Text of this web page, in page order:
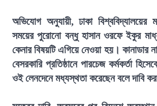
অভিযোগ অনুযায়ী, ঢাকা বিশ্ববিদ্যালয়ের
সময়ের পুরোনো বন্ধু হাসান ওরফে ইকুর
কেনার বিষয়টি এগিয়ে নেওয়া হয়। কানাডার
বেসরকারি প্রতিষ্ঠানে পারচেজ কর্মকর্তা
ওই লেনদেনে মধ্যস্থতা করেছেন বলে দাবি